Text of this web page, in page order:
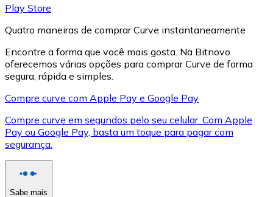
XRP
XRP
Ver tudo
Cupons cripto
Play Store
Quatro maneiras de comprar Curve instantaneamente
Encontre a forma que você mais gosta. Na Bitnovo
oferecemos várias opções para comprar Curve de forma
segura, rápida e simples.
Compre curve com Apple Pay e Google Pay
Compre curve em segundos pelo seu celular. Com Apple
Pay ou Google Pay, basta um toque para pagar com
segurança.
Sabe mais